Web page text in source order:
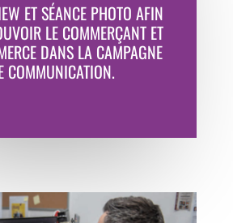
ET SÉANCE PHOTO AFIN
LE COMMERÇANT ET
DANS LA CAMPAGNE
COMMUNICATION.